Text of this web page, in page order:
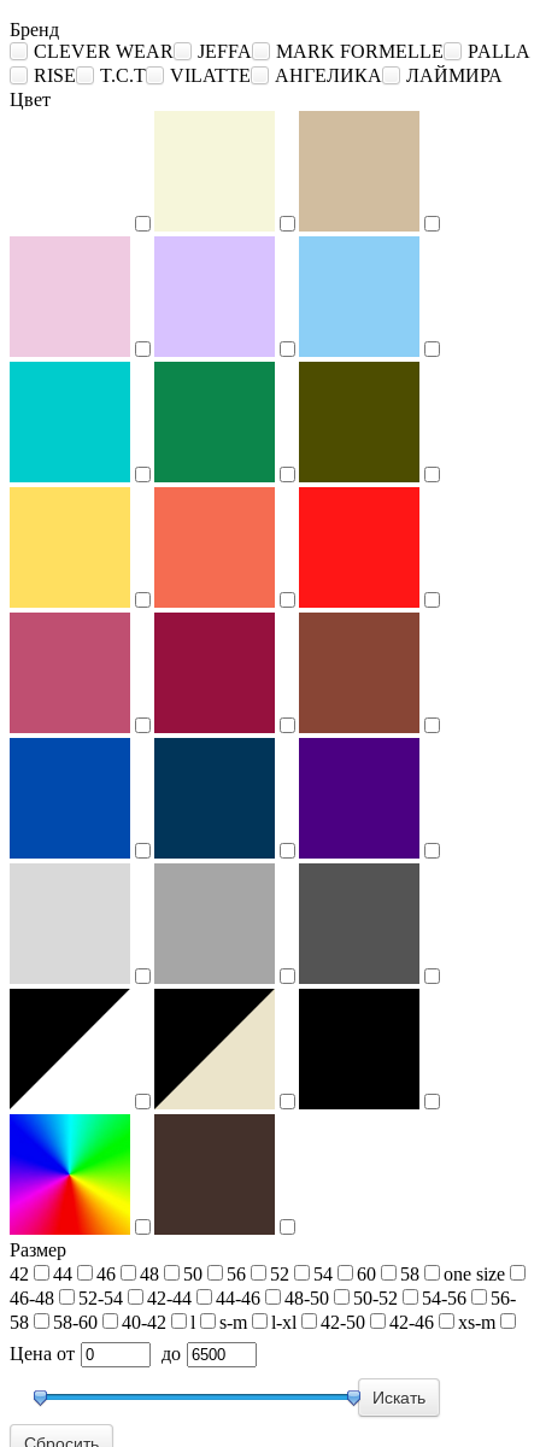
Бренд
CLEVER WEAR
JEFFA MARK FORMELLE
PALLA
RISE
T.C.T VILATTE АНГЕЛИКА
ЛАЙМИРА
Цвет
Размер
42
44 46 48 50 56 52 54 60 58
one size
46-48
52-54 42-44 44-46 48-50 50-52 54-56
56-
58
58-60 40-42 l s-m l-xl 42-50 42-46
xs-m
Цена от до
Сбросить